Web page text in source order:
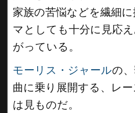
家族の苦悩などを繊細
マとしても十分に見応
がっている。
モーリス・ジャールの
曲に乗り展開する、レ
は見ものだ。